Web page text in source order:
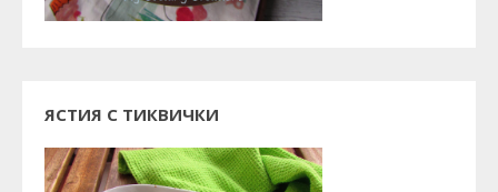
ЯСТИЯ С ТИКВИЧКИ